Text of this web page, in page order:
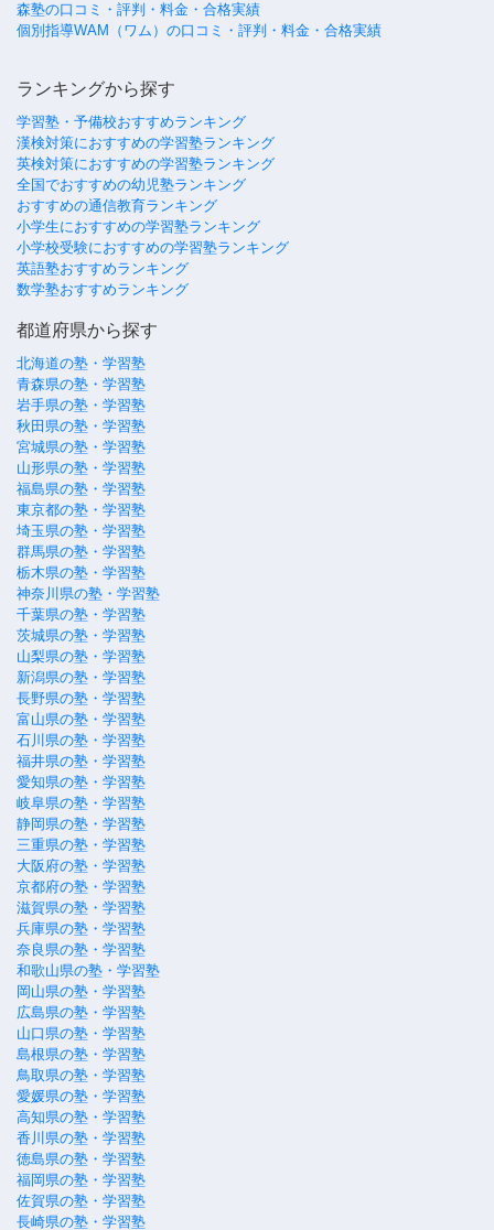
森塾の口コミ・評判・料金・合格実績
個別指導WAM（ワム）の口コミ・評判・料金・合格実績
ランキングから探す
学習塾・予備校おすすめランキング
漢検対策におすすめの学習塾ランキング
英検対策におすすめの学習塾ランキング
全国でおすすめの幼児塾ランキング
おすすめの通信教育ランキング
小学生におすすめの学習塾ランキング
小学校受験におすすめの学習塾ランキング
英語塾おすすめランキング
数学塾おすすめランキング
都道府県から探す
北海道の塾・学習塾
青森県の塾・学習塾
岩手県の塾・学習塾
秋田県の塾・学習塾
宮城県の塾・学習塾
山形県の塾・学習塾
福島県の塾・学習塾
東京都の塾・学習塾
埼玉県の塾・学習塾
群馬県の塾・学習塾
栃木県の塾・学習塾
神奈川県の塾・学習塾
千葉県の塾・学習塾
茨城県の塾・学習塾
山梨県の塾・学習塾
新潟県の塾・学習塾
長野県の塾・学習塾
富山県の塾・学習塾
石川県の塾・学習塾
福井県の塾・学習塾
愛知県の塾・学習塾
岐阜県の塾・学習塾
静岡県の塾・学習塾
三重県の塾・学習塾
大阪府の塾・学習塾
京都府の塾・学習塾
滋賀県の塾・学習塾
兵庫県の塾・学習塾
奈良県の塾・学習塾
和歌山県の塾・学習塾
岡山県の塾・学習塾
広島県の塾・学習塾
山口県の塾・学習塾
島根県の塾・学習塾
鳥取県の塾・学習塾
愛媛県の塾・学習塾
高知県の塾・学習塾
香川県の塾・学習塾
徳島県の塾・学習塾
福岡県の塾・学習塾
佐賀県の塾・学習塾
長崎県の塾・学習塾